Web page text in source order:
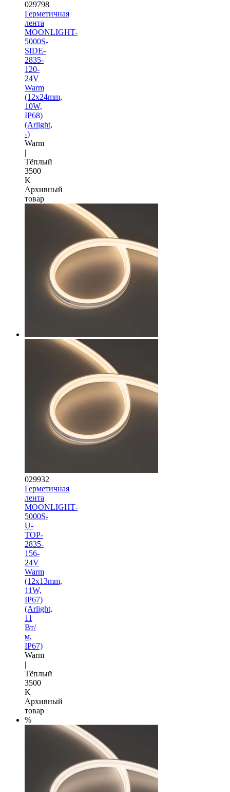
029798
Герметичная
лента
MOONLIGHT-
5000S-
SIDE-
2835-
120-
24V
Warm
(12х24mm,
10W,
IP68)
(Arlight,
-)
Warm
|
Тёплый
3500
K
Архивный
товар
029932
Герметичная
лента
MOONLIGHT-
5000S-
U-
TOP-
2835-
156-
24V
Warm
(12х13mm,
11W,
IP67)
(Arlight,
11
Вт/
м,
IP67)
Warm
|
Тёплый
3500
K
Архивный
товар
%